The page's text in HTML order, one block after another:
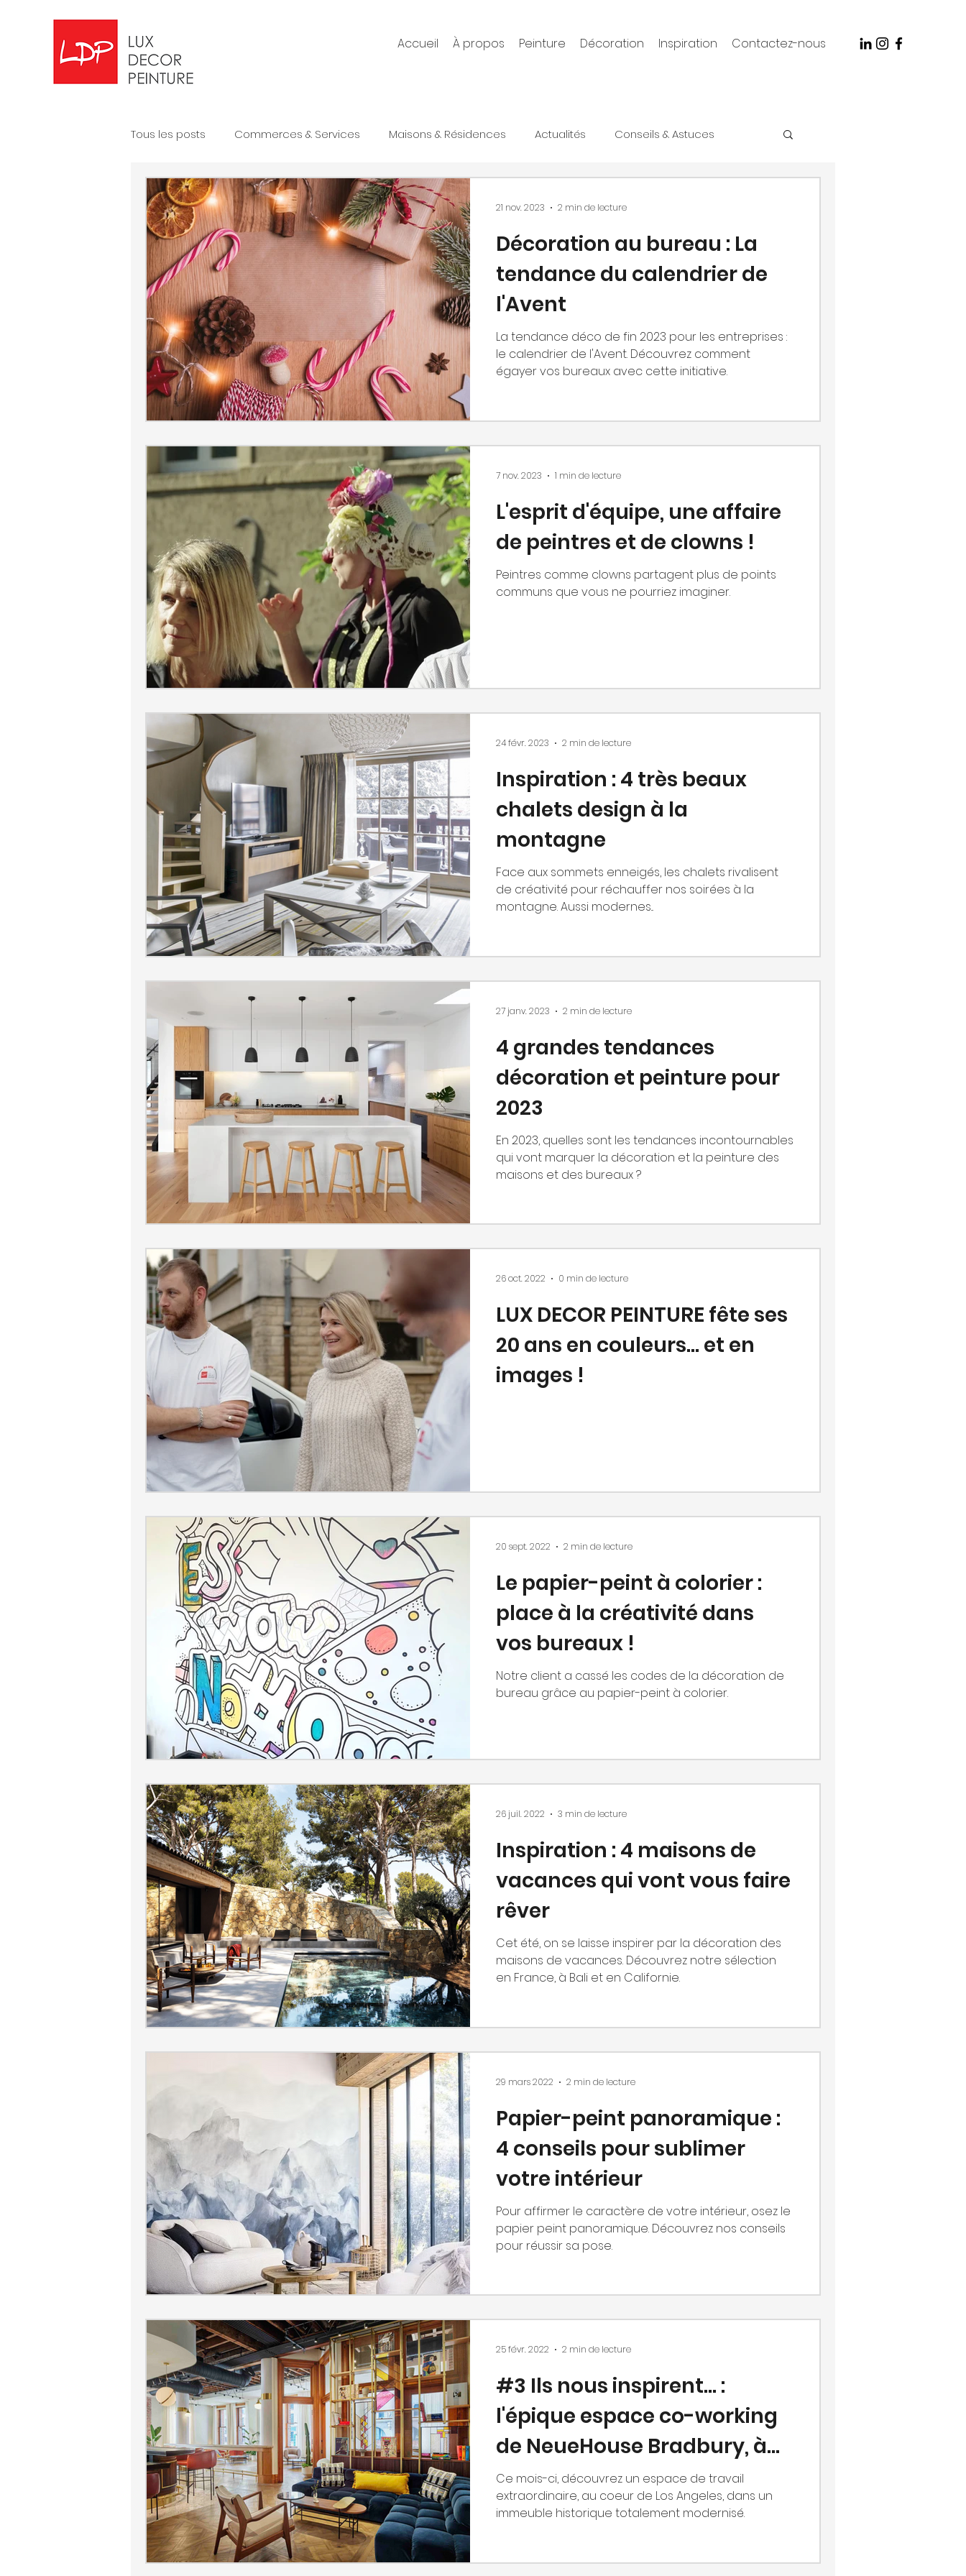
Accueil À propos Peinture Décoration Inspiration Contactez-nous
Tous les posts Commerces & Services Maisons & Résidences Actualités Conseils & Astuces
Bureaux
Décoration au bureau : La
tendance du calendrier de
l'Avent
La tendance déco de fin 2023 pour les entreprises :
le calendrier de l'Avent. Découvrez comment
égayer vos bureaux avec cette initiative.
21 nov. 2023 2 min de lecture
L'esprit d'équipe, une affaire
de peintres et de clowns !
Peintres comme clowns partagent plus de points
communs que vous ne pourriez imaginer.
7 nov. 2023 1 min de lecture
Inspiration : 4 très beaux
chalets design à la
montagne
Face aux sommets enneigés, les chalets rivalisent
de créativité pour réchauffer nos soirées à la
montagne. Aussi modernes...
24 févr. 2023 2 min de lecture
4 grandes tendances
décoration et peinture pour
2023
En 2023, quelles sont les tendances incontournables
qui vont marquer la décoration et la peinture des
maisons et des bureaux ?
27 janv. 2023 2 min de lecture
LUX DECOR PEINTURE fête ses
20 ans en couleurs... et en
images !
26 oct. 2022 0 min de lecture
Le papier-peint à colorier :
place à la créativité dans
vos bureaux !
Notre client a cassé les codes de la décoration de
bureau grâce au papier-peint à colorier.
20 sept. 2022 2 min de lecture
Inspiration : 4 maisons de
vacances qui vont vous faire
rêver
Cet été, on se laisse inspirer par la décoration des
maisons de vacances. Découvrez notre sélection
en France, à Bali et en Californie.
26 juil. 2022 3 min de lecture
Papier-peint panoramique :
4 conseils pour sublimer
votre intérieur
Pour affirmer le caractère de votre intérieur, osez le
papier peint panoramique. Découvrez nos conseils
pour réussir sa pose.
29 mars 2022 2 min de lecture
#3 Ils nous inspirent... :
l'épique espace co-working
de NeueHouse Bradbury, à
Los Angeles
Ce mois-ci, découvrez un espace de travail
extraordinaire, au coeur de Los Angeles, dans un
immeuble historique totalement modernisé.
25 févr. 2022 2 min de lecture